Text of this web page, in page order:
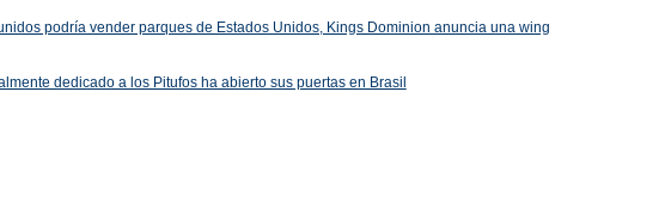
podría vender parques de Estados Unidos, Kings Dominion anuncia una wing
dedicado a los Pitufos ha abierto sus puertas en Brasil